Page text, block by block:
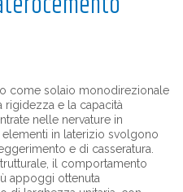
come solaio monodirezionale
rigidezza e la capacità
nelle nervature in
in laterizio svolgono
e di casseratura.
il comportamento
appoggi ottenuta